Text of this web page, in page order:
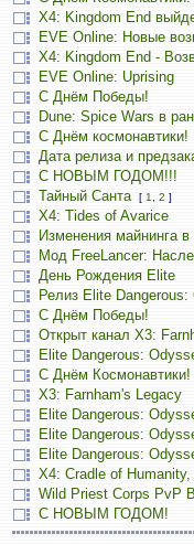
X4: Kingdom End
EVE Online: Новые
X4: Kingdom End -
EVE Online: Uprising
С Днём Победы!
Dune: Spice Wars в
С Днём космонавтики!
Дата релиза и
С НОВЫМ ГОДОМ!!!
Тайный Санта
[ 1 2 ]
X4: Tides of Avarice
Изменения майнинга
Мод FreeLancer:
День Рождения Elite
Релиз Elite
С Днём Победы!
Открыт канал X3:
Elite Dangerous:
С Днём Космонавтики!
X3: Farnham's Legacy
Elite Dangerous:
Elite Dangerous:
Elite Dangerous:
X4: Cradle of
Wild Priest Corps PvP
С НОВЫМ ГОДОМ!